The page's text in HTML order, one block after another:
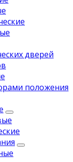
дверей
положения